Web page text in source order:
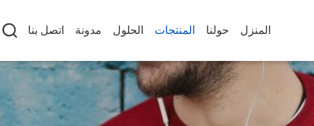
المنزل حولنا المنتجات الحلول مدونة اتصل بنا